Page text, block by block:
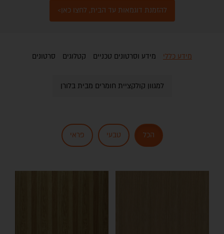
להזמנת דוגמאות עד הבית, לחצו כאן>
מידע כללי מידע וסרטונים טכניים קטלוגים סרטונים
למגוון קולקציית חומרים מבית בלורן
הכל טבעי פראי